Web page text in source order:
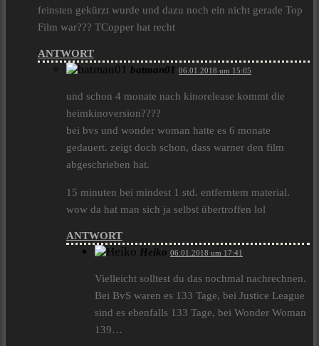
feinsten gekürzt wurde und dazu noch ein nicht gerade Top
Film war??? TCopper hat recht
ANTWORT
batman01 06.01.2018 um 15:05
und schon 4 monate nach kinorelease kommt die
heimkinoversion????
bei bvs und wonder woman hatte es 6 monate
gedauert. zeigt doch schon, dass warner den film
abgeschrieben hat.
15 minuten bei mindest 1 std. entferntem material.
wow da hat man sich ja selbst übertroffen lol
ANTWORT
Heiko 06.01.2018 um 17:41
Vielleicht solltest du das nochmal nachrechnen.
Bei BvS waren es 133 Tage, bei Justice League
sind es ebenfalls 133 Tage, bei Wonder Woman
139…